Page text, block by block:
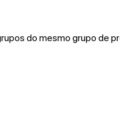
do mesmo grupo de